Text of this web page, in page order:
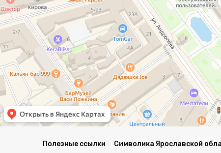
Полезные ссылки Символика Ярославской